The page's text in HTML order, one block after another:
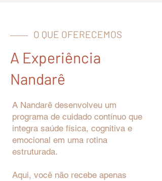
O QUE OFERECEMOS
A Experiência
Nandarê
A Nandarê desenvolveu um
programa de cuidado contínuo que
integra saúde física, cognitiva e
emocional em uma rotina
estruturada.
Aqui, você não recebe apenas